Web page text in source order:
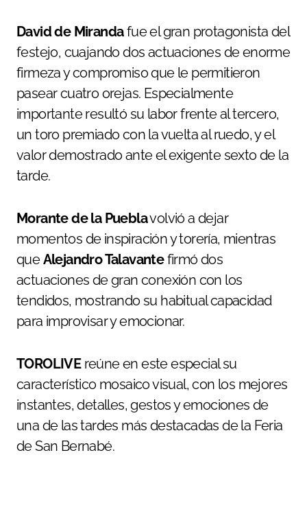
David de Mirandafue el gran protagonista del
festejo, cuajando dos actuaciones de enorme
firmeza y compromiso que le permitieron
pasear cuatro orejas. Especialmente
importante resultó su labor frente al tercero,
un toro premiado con la vuelta al ruedo, y el
valor demostrado ante el exigente sexto de la
tarde.
Morante de la Pueblavolvió a dejar
momentos de inspiración y torería, mientras
queAlejandro Talavantefirmó dos
actuaciones de gran conexión con los
tendidos, mostrando su habitual capacidad
para improvisar y emocionar.
TOROLIVE reúne en este especial su
característico mosaico visual, con los mejores
instantes, detalles, gestos y emociones de
una de las tardes más destacadas de la Feria
de San Bernabé.